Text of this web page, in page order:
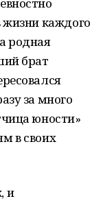
жизни каждого
родная
брат
за много
юности»
в своих
и